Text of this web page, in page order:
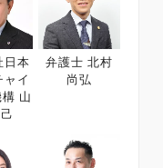
日本
ャイ
山
弁護士 北村
尚弘